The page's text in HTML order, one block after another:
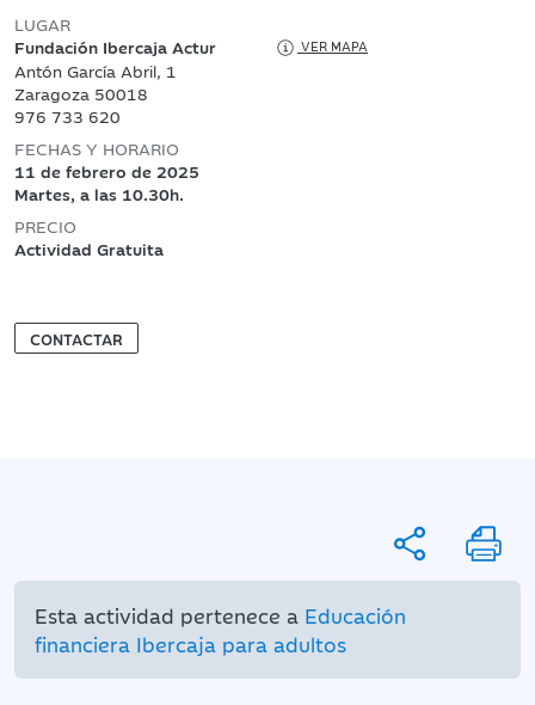
LUGAR
Fundación Ibercaja Actur
VER MAPA
Antón García Abril, 1
Zaragoza 50018
976 733 620
FECHAS Y HORARIO
11 de febrero de 2025
Martes, a las 10.30h.
PRECIO
Actividad Gratuita
CONTACTAR
Esta actividad pertenece a Educación
financiera Ibercaja para adultos